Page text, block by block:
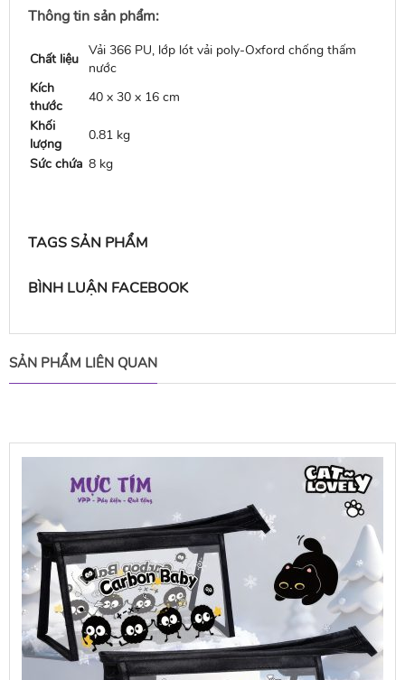
Thông tin sản phẩm:
Chất liệu
Vải 366 PU, lớp lót vải poly-Oxford chống thấm
nước
Kích
thước
40 x 30 x 16 cm
Khối
lượng
0.81 kg
Sức chứa 8 kg
TAGS SẢN PHẨM
BÌNH LUẬN FACEBOOK
SẢN PHẨM LIÊN QUAN